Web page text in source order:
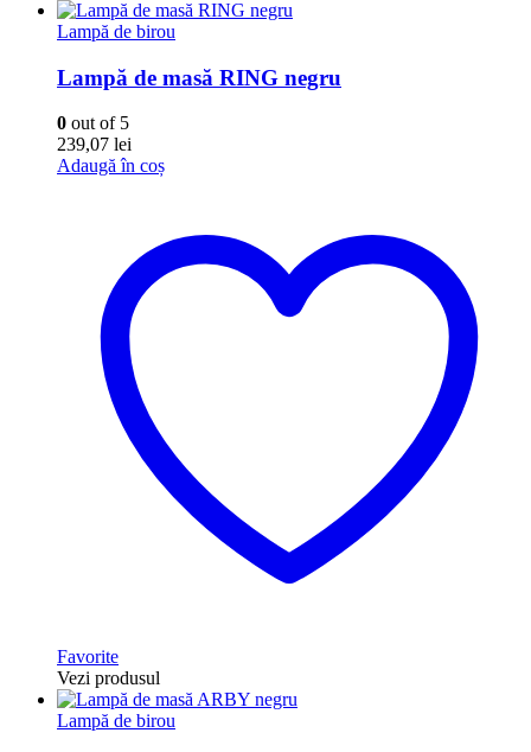
Lampă de birou
Lampă de masă RING negru
0 out of 5
239,07 lei
Adaugă în coș
Favorite
Vezi produsul
Lampă de birou